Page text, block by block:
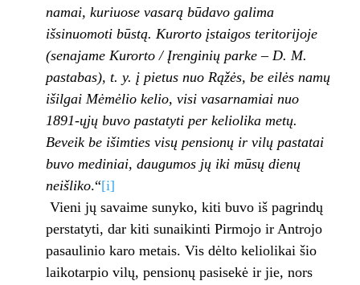
namai, kuriuose vasarą būdavo galima
išsinuomoti būstą. Kurorto įstaigos teritorijoje
(senajame Kurorto / Įrenginių parke – D. M.
pastabas), t. y. į pietus nuo Rąžės, be eilės namų
išilgai Mėmėlio kelio, visi vasarnamiai nuo
1891-ųjų buvo pastatyti per keliolika metų.
Beveik be išimties visų pensionų ir vilų pastatai
buvo mediniai, daugumos jų iki mūsų dienų
neišliko.“[i]
Vieni jų savaime sunyko, kiti buvo iš pagrindų
perstatyti, dar kiti sunaikinti Pirmojo ir Antrojo
pasaulinio karo metais. Vis dėlto keliolikai šio
laikotarpio vilų, pensionų pasisekė ir jie, nors